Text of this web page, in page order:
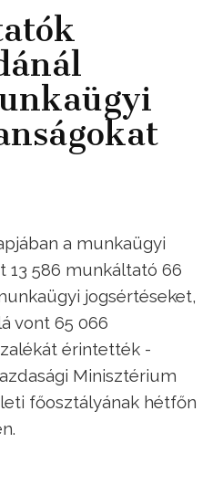
a munkaügyi
13 586 munkáltató 66
jogsértéseket,
vont 65 066
érintették -
Minisztérium
főosztályának hétfőn